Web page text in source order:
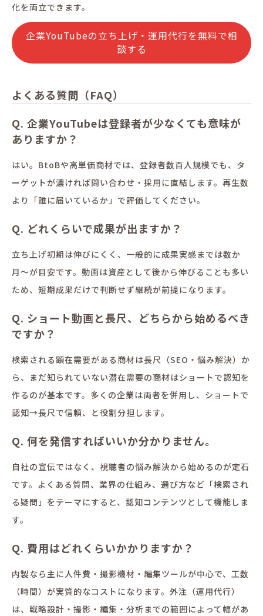
化を両立できます。
企業YouTubeの立ち上げ・運用代行を無料で相
談する
よくある質問（FAQ）
Q. 企業YouTubeは登録者が少なくても意味が
ありますか？
はい。BtoBや高単価商材では、登録者数百人規模でも、タ
ーゲットが濃ければ問い合わせ・採用に直結します。再生数
より「誰に届いているか」で評価してください。
Q. どれくらいで成果が出ますか？
立ち上げ初期は伸びにくく、一般的に成果実感までは数か
月〜が目安です。動画は資産として後から伸びることも多い
ため、短期成果だけで判断せず継続が前提になります。
Q. ショート動画と長尺、どちらから始めるべき
ですか？
検索される顕在需要がある商材は長尺（SEO・悩み解決）か
ら、まだ知られていない潜在需要の商材はショートで認知を
作るのが基本です。多くの企業は両者を併用し、ショートで
認知→長尺で信頼、と役割分担します。
Q. 何を発信すればいいか分かりません。
自社の宣伝ではなく、視聴者の悩み解決から始めるのが定石
です。よくある質問、業界の仕組み、選び方など「検索され
る疑問」をテーマにすると、認知コンテンツとして機能しま
す。
Q. 費用はどれくらいかかりますか？
内製なら主に人件費・撮影機材・編集ツールが中心で、工数
（時間）が実質的なコストになります。外注（運用代行）
は、戦略設計・撮影・編集・分析までの範囲によって幅があ